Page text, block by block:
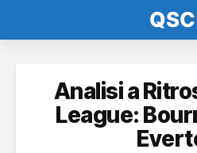
Analisi a
League: